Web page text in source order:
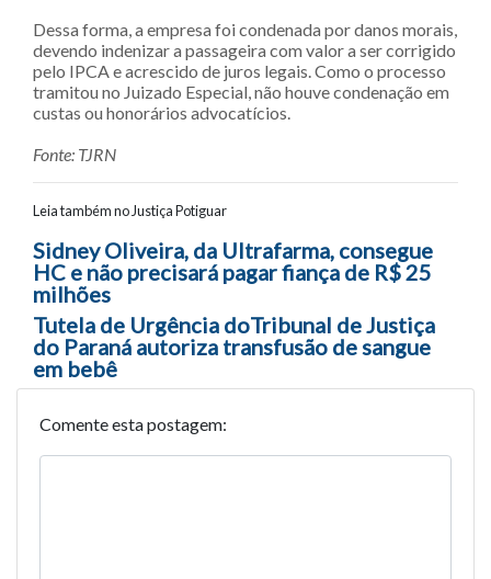
Dessa forma, a empresa foi condenada por danos morais,
devendo indenizar a passageira com valor a ser corrigido
pelo IPCA e acrescido de juros legais. Como o processo
tramitou no Juizado Especial, não houve condenação em
custas ou honorários advocatícios.
Fonte: TJRN
Leia também no Justiça Potiguar
Navegação entre posts
Sidney Oliveira, da Ultrafarma, consegue
HC e não precisará pagar fiança de R$ 25
milhões
Tutela de Urgência doTribunal de Justiça
do Paraná autoriza transfusão de sangue
em bebê
Comente esta postagem: